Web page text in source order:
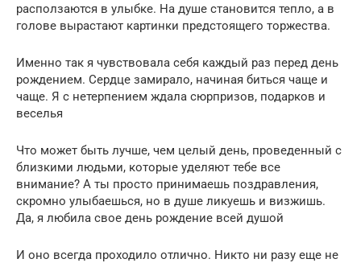
расползаются в улыбке. На душе становится тепло, а в
голове вырастают картинки предстоящего торжества.
Именно так я чувствовала себя каждый раз перед день
рождением. Сердце замирало, начиная биться чаще и
чаще. Я с нетерпением ждала сюрпризов, подарков и
веселья
Что может быть лучше, чем целый день, проведенный с
близкими людьми, которые уделяют тебе все
внимание? А ты просто принимаешь поздравления,
скромно улыбаешься, но в душе ликуешь и визжишь.
Да, я любила свое день рождение всей душой
И оно всегда проходило отлично. Никто ни разу еще не